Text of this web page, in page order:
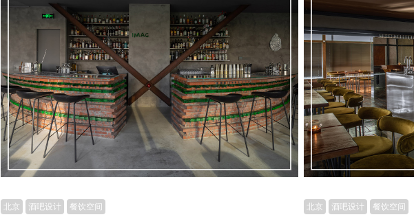
北京 酒吧设计 餐饮空间 北京 酒吧设计 餐饮空间